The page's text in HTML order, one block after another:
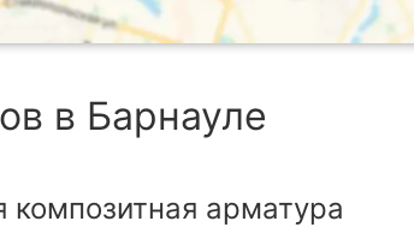
в Барнауле
композитная арматура